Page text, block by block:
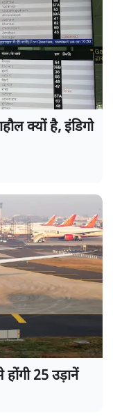
क्यों है, इंडिगो
होंगी 25 उड़ानें